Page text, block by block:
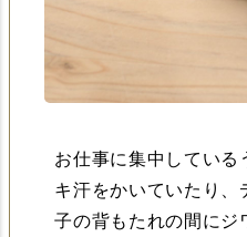
お仕事に集中している
キ汗をかいていたり、
子の背もたれの間にジ